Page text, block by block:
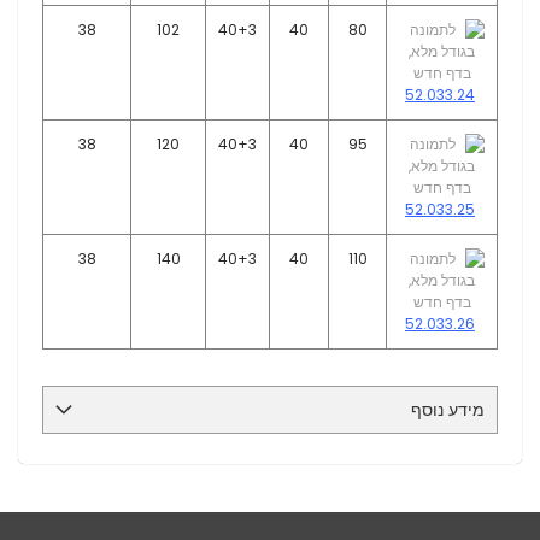
52.033.24
80
40
40+3
102
38
52.033.25
95
40
40+3
120
38
52.033.26
110
40
40+3
140
38
מידע נוסף